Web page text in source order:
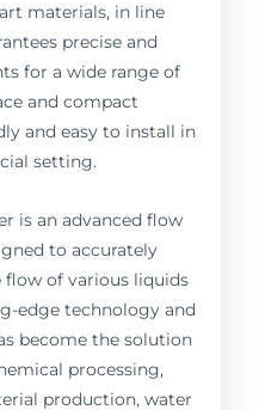
materials, in line
precise and
for a wide range of
and compact
and easy to install in
setting.
is an advanced flow
to accurately
of various liquids
edge technology and
become the solution
processing,
production, water